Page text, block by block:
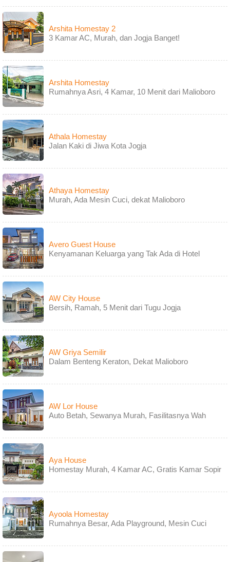
Arshita Homestay 2
3 Kamar AC, Murah, dan Jogja Banget!
Arshita Homestay
Rumahnya Asri, 4 Kamar, 10 Menit dari Malioboro
Athala Homestay
Jalan Kaki di Jiwa Kota Jogja
Athaya Homestay
Murah, Ada Mesin Cuci, dekat Malioboro
Avero Guest House
Kenyamanan Keluarga yang Tak Ada di Hotel
AW City House
Bersih, Ramah, 5 Menit dari Tugu Jogja
AW Griya Semilir
Dalam Benteng Keraton, Dekat Malioboro
AW Lor House
Auto Betah, Sewanya Murah, Fasilitasnya Wah
Aya House
Homestay Murah, 4 Kamar AC, Gratis Kamar Sopir
Ayoola Homestay
Rumahnya Besar, Ada Playground, Mesin Cuci